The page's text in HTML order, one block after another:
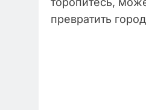
превратить